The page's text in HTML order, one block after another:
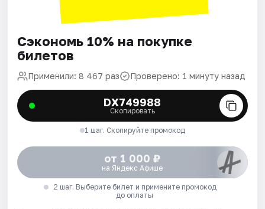
Сэкономь 10% на покупке
билетов
Применили: 8 467 раз Проверено: 1 минуту назад
DX749988
Скопировать
1 шаг. Скопируйте промокод
от 1 000 ₽
на Яндекс Афише
2 шаг. Выберите билет и примените промокод
до оплаты